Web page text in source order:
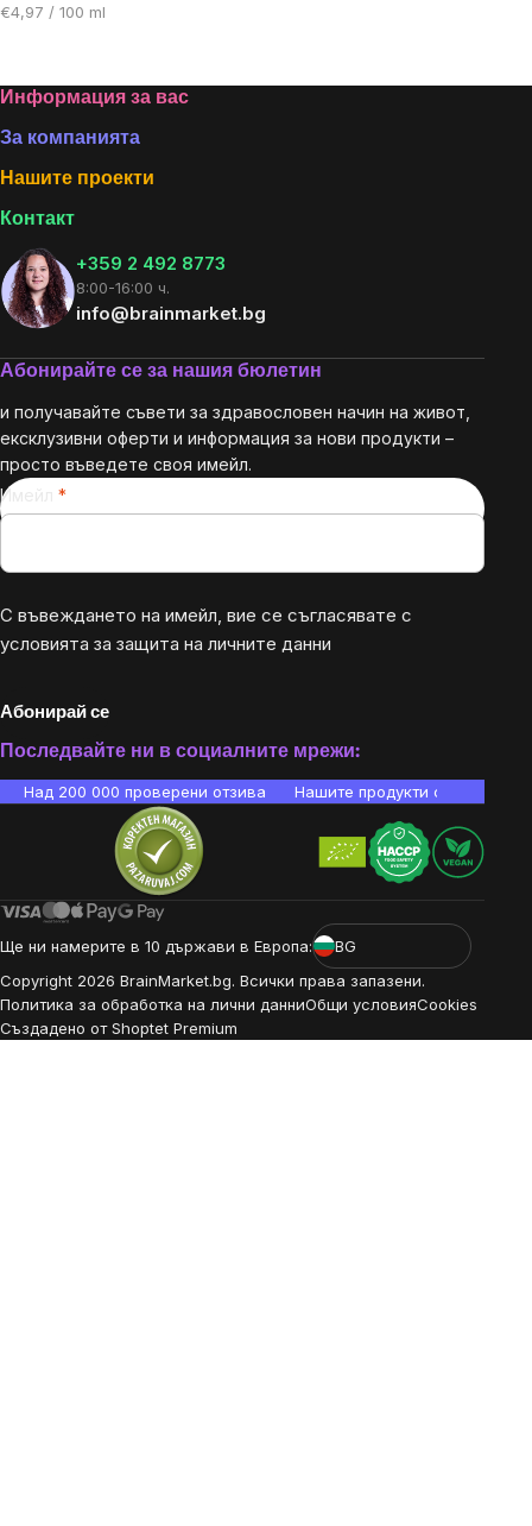
Цена
€4,97 / 100 ml
Footer
Информация за вас
За компанията
Нашите проекти
Контакт
+359 2 492 8773
8:00-16:00 ч.
info@brainmarket.bg
Абонирайте се за нашия бюлетин
и получавайте съвети за здравословен начин на живот,
ексклузивни оферти и информация за нови продукти –
просто въведете своя имейл.
Имейл
С въвеждането на имейл, вие се съгласявате с
условията за защита на личните данни
Абонирай се
Последвайте ни в социалните мрежи:
Над 200 000 проверени отзива Нашите продукти са
Ще ни намерите в 10 държави в Европа:
BG
Copyright 2026 BrainMarket.bg. Всички права запазени.
Политика за обработка на лични данниОбщи условияCookies
Създадено от Shoptet Premium